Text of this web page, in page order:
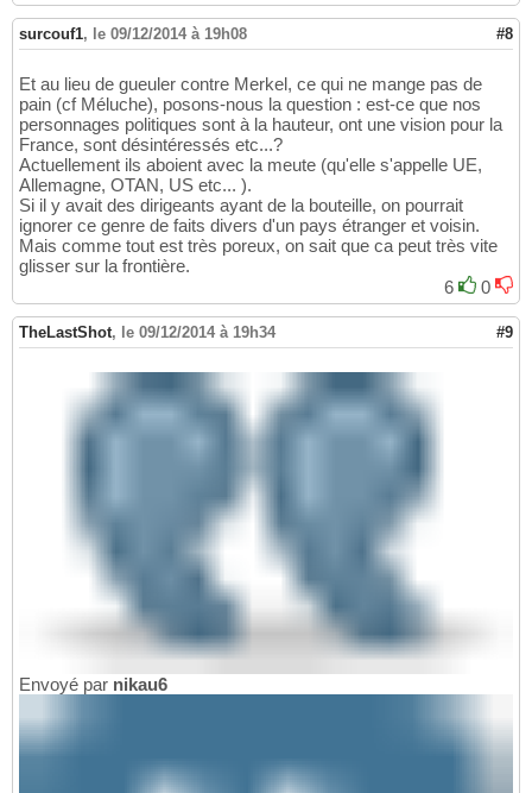
surcouf1, le 09/12/2014 à 19h08 #8
Et au lieu de gueuler contre Merkel, ce qui ne mange pas de
pain (cf Méluche), posons-nous la question : est-ce que nos
personnages politiques sont à la hauteur, ont une vision pour la
France, sont désintéressés etc...?
Actuellement ils aboient avec la meute (qu'elle s'appelle UE,
Allemagne, OTAN, US etc... ).
Si il y avait des dirigeants ayant de la bouteille, on pourrait
ignorer ce genre de faits divers d'un pays étranger et voisin.
Mais comme tout est très poreux, on sait que ca peut très vite
glisser sur la frontière.
6
0
TheLastShot, le 09/12/2014 à 19h34 #9
Envoyé par nikau6